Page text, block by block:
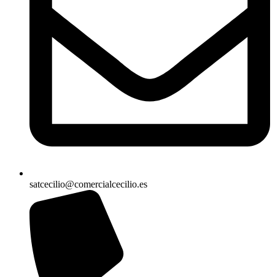
satcecilio@comercialcecilio.es